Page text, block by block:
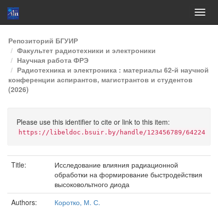
Skip
navigation
Репозиторий БГУИР
Факультет радиотехники и электроники
Научная работа ФРЭ
Радиотехника и электроника : материалы 62-й научной
конференции аспирантов, магистрантов и студентов
(2026)
Please use this identifier to cite or link to this item:
https://libeldoc.bsuir.by/handle/123456789/64224
Title:
Исследование влияния радиационной
обработки на формирование быстродействия
высоковольтного диода
Authors:
Коротко, М. С.